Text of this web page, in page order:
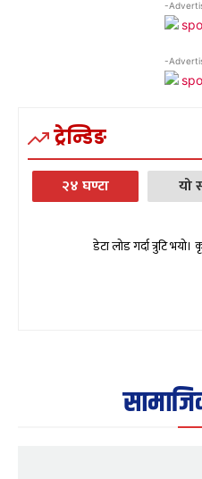
-
-
ट्रेन्डिङ
२४ घण्टा यो
डेटा लोड गर्दा त्रुटि भयो।